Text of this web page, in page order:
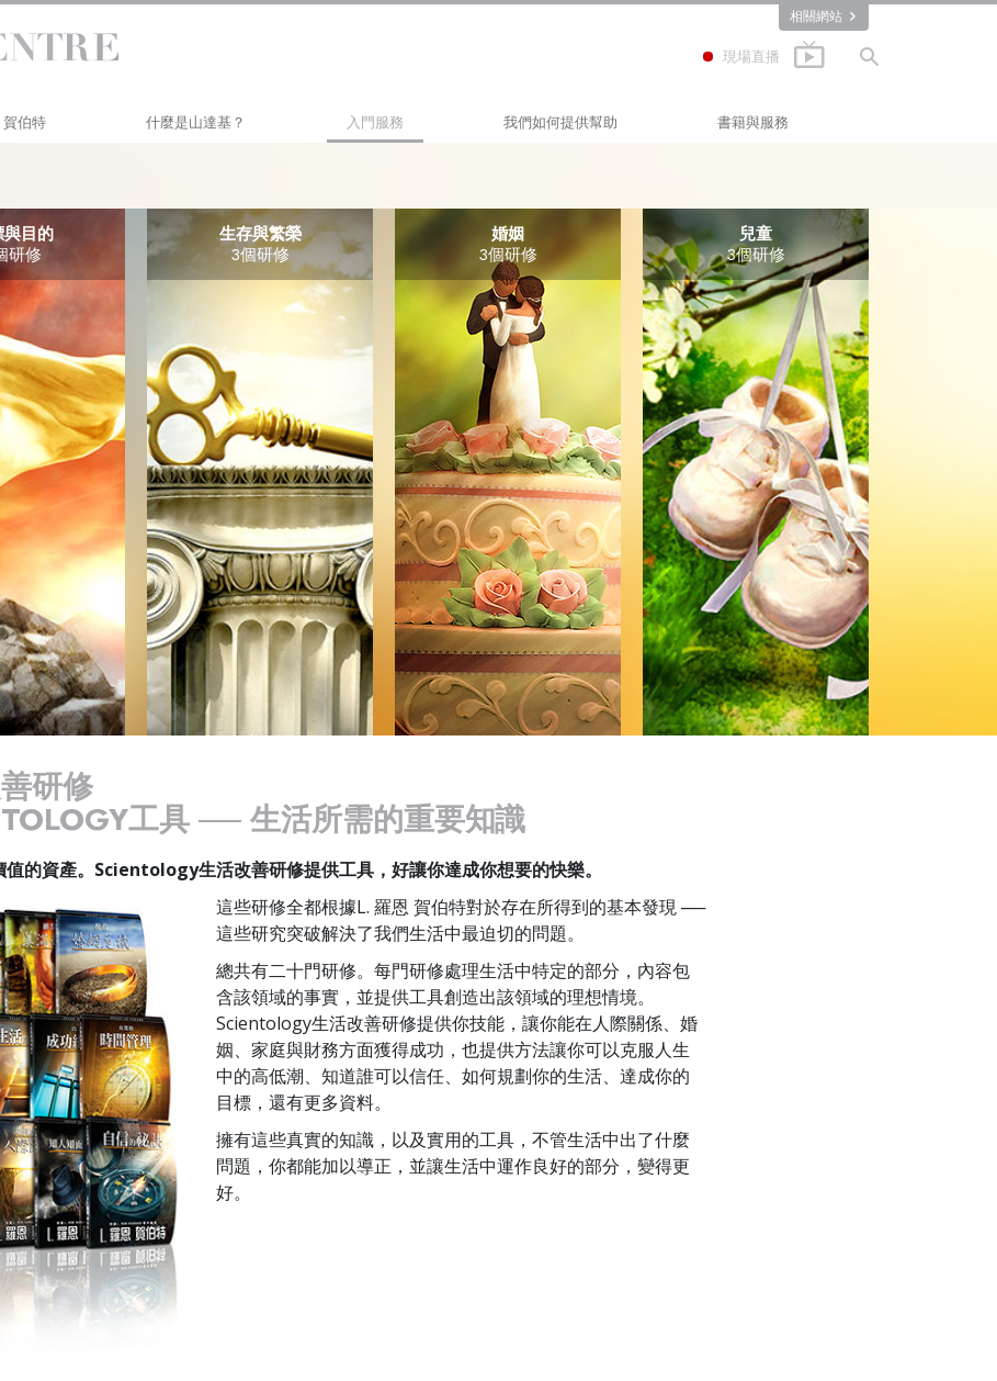
相關網站
現場直播
伯特 什麼是山達基？
山達基信條與守則
山達基人談山達基
教會內部
山達基的基本原則
戴尼提簡介
愛與恨：
什麼是偉大？
入門服務
個人效率研修
生活改善
透過溝通邁向成功
我們如何提供幫助
(應用教育學會)
Criminon
那可拿
毒品的真相
人權團結聯盟
公民人權委員會
山達基志願牧師
書籍與服務
介紹性演講
與目的
研修
生存與繁榮
3個研修
婚姻
3個研修
兒童
3個研修
研修
工具 ── 生活所需的重要知識
的資產。Scientology生活改善研修提供工具，好讓你達成你想要的快樂。
這些研修全都根據L. 羅恩 賀伯特對於存在所得到的基本發現 ──
這些研究突破解決了我們生活中最迫切的問題。
總共有二十門研修。每門研修處理生活中特定的部分，內容包
含該領域的事實，並提供工具創造出該領域的理想情境。
Scientology生活改善研修提供你技能，讓你能在人際關係、婚
姻、家庭與財務方面獲得成功，也提供方法讓你可以克服人生
中的高低潮、知道誰可以信任、如何規劃你的生活、達成你的
目標，還有更多資料。
擁有這些真實的知識，以及實用的工具，不管生活中出了什麼
問題，你都能加以導正，並讓生活中運作良好的部分，變得更
好。